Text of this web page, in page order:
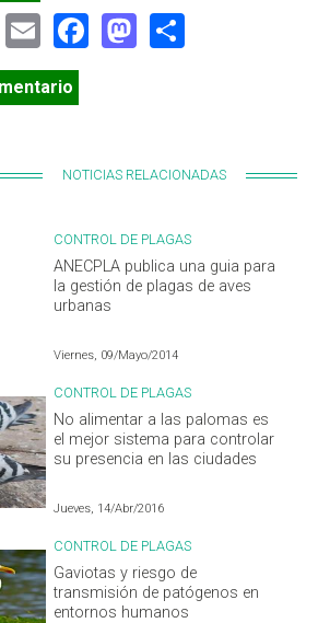
TwitterEmailFacebook
Mastodon
NOTICIAS RELACIONADAS
CONTROL DE PLAGAS
ANECPLA publica una guia para
la gestión de plagas de aves
urbanas
Viernes, 09/Mayo/2014
CONTROL DE PLAGAS
No alimentar a las palomas es
el mejor sistema para controlar
su presencia en las ciudades
Jueves, 14/Abr/2016
CONTROL DE PLAGAS
Gaviotas y riesgo de
transmisión de patógenos en
entornos humanos